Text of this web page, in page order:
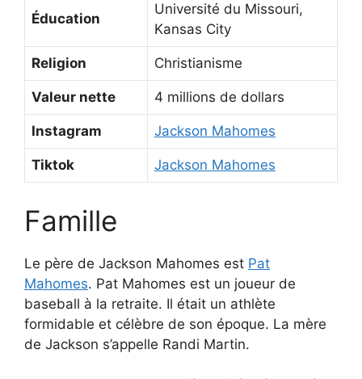
Éducation
Université du Missouri,
Kansas City
Religion Christianisme
Valeur nette 4 millions de dollars
Instagram Jackson Mahomes
Tiktok Jackson Mahomes
Famille
Le père de Jackson Mahomes est Pat
Mahomes. Pat Mahomes est un joueur de
baseball à la retraite. Il était un athlète
formidable et célèbre de son époque. La mère
de Jackson s’appelle Randi Martin.